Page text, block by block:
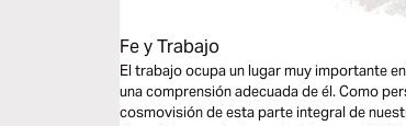
Fe y Trabajo
El trabajo ocupa un lugar muy importante
una comprensión adecuada de él. Como
cosmovisión de esta parte integral de